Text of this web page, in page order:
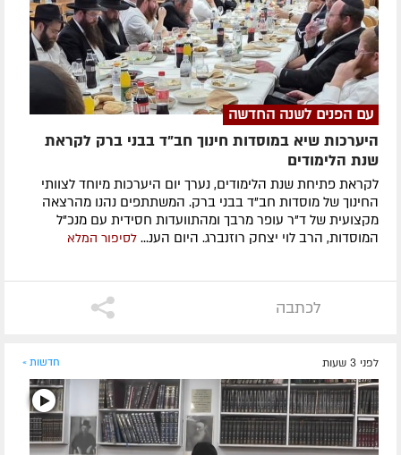
עם הפנים לשנה החדשה
היערכות שיא במוסדות חינוך חב"ד בבני ברק לקראת
שנת הלימודים
לקראת פתיחת שנת הלימודים, נערך יום היערכות מיוחד לצוותי
החינוך של מוסדות חב"ד בבני ברק. המשתתפים נהנו מהרצאה
מקצועית של ד"ר עופר מרבך ומהתוועדות חסידית עם מנכ"ל
המוסדות, הרב לוי יצחק רוזנברג. היום הענ... לסיפור המלא
לכתבה
לפני 3 שעות חדשות »